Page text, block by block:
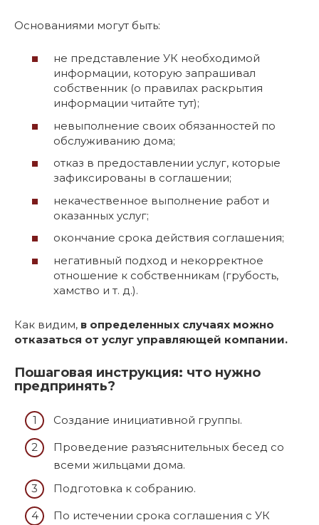
Основаниями могут быть:
не представление УК необходимой
информации, которую запрашивал
собственник (о правилах раскрытия
информации читайте тут);
невыполнение своих обязанностей по
обслуживанию дома;
отказ в предоставлении услуг, которые
зафиксированы в соглашении;
некачественное выполнение работ и
оказанных услуг;
окончание срока действия соглашения;
негативный подход и некорректное
отношение к собственникам (грубость,
хамство и т. д.).
Как видим, в определенных случаях можно
отказаться от услуг управляющей компании.
Пошаговая инструкция: что нужно
предпринять?
Создание инициативной группы.
Проведение разъяснительных бесед со
всеми жильцами дома.
Подготовка к собранию.
По истечении срока соглашения с УК